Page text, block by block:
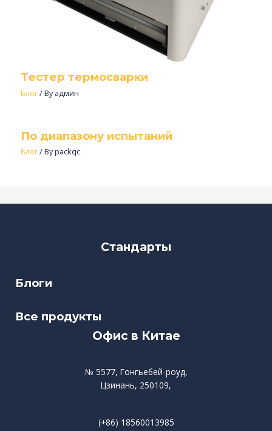
Тестер термосварки
Блог/ Byадмин
По диапазону испытаний
Блог/ Bypackqc
Стандарты
Блоги
Все продукты
Офис в Китае
№ 5577, Гонгьебей-роуд,
Цзинань, 250109,
(+86) 18560013985